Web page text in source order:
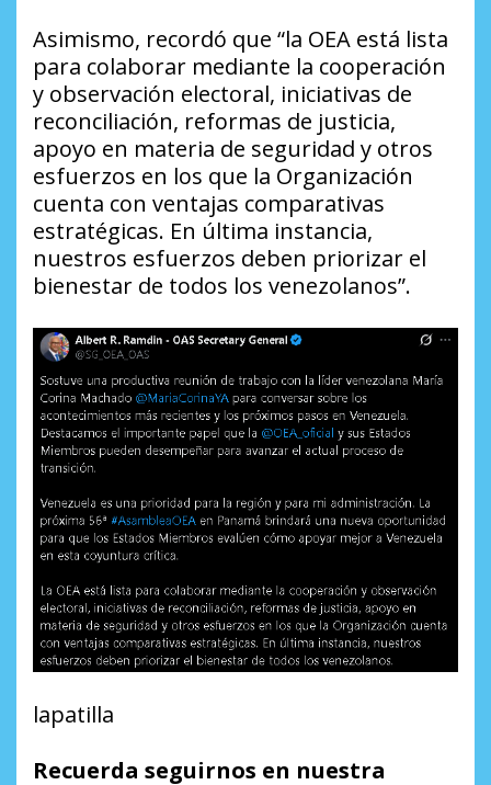
Asimismo, recordó que “la OEA está lista
para colaborar mediante la cooperación
y observación electoral, iniciativas de
reconciliación, reformas de justicia,
apoyo en materia de seguridad y otros
esfuerzos en los que la Organización
cuenta con ventajas comparativas
estratégicas. En última instancia,
nuestros esfuerzos deben priorizar el
bienestar de todos los venezolanos”.
lapatilla
Recuerda seguirnos en nuestra